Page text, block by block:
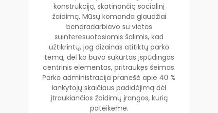
konstrukciją, skatinančią socialinį
žaidimą. Mūsų komanda glaudžiai
bendradarbiavo su vietos
suinteresuotosiomis šalimis, kad
užtikrintų, jog dizainas atitiktų parko
temą, dėl ko buvo sukurtas įspūdingas
centrinis elementas, pritraukęs šeimas.
Parko administracija pranešė apie 40 %
lankytojų skaičiaus padidėjimą dėl
įtraukiančios žaidimų įrangos, kurią
pateikėme.